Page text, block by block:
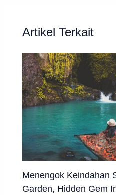
Artikel Terkait
Menengok Keindahan
Garden, Hidden Gem